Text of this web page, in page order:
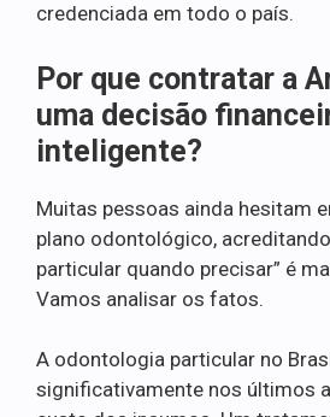
credenciada em todo o país.
Por que contratar a
uma decisão
inteligente?
Muitas pessoas ainda hesitam
plano odontológico,
particular quando precisar” é
Vamos analisar os fatos.
A odontologia particular no
significativamente nos últimos